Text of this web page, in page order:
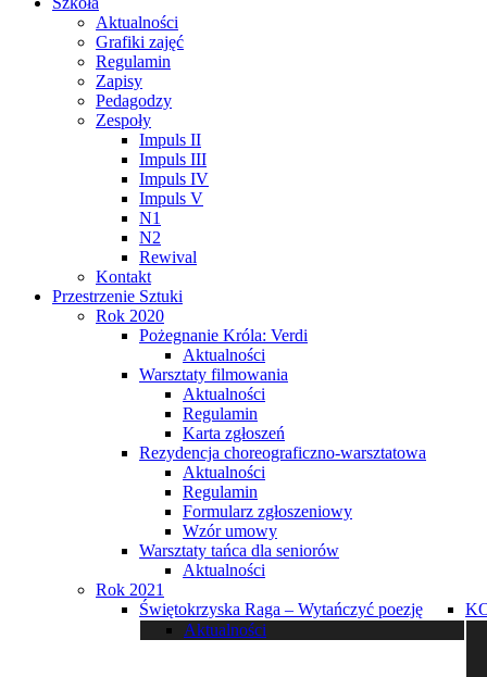
Aktualności
Grafiki zajęć
Regulamin
Zapisy
Pedagodzy
Zespoły
Impuls II
Impuls III
Impuls IV
Impuls V
N1
N2
Rewival
Kontakt
Przestrzenie Sztuki
Rok 2020
Pożegnanie Króla: Verdi
Aktualności
Warsztaty filmowania
Aktualności
Regulamin
Karta zgłoszeń
Rezydencja choreograficzno-warsztatowa
Aktualności
Regulamin
Formularz zgłoszeniowy
Wzór umowy
Warsztaty tańca dla seniorów
Aktualności
Rok 2021
Świętokrzyska Raga – Wytańczyć poezję
Aktualności